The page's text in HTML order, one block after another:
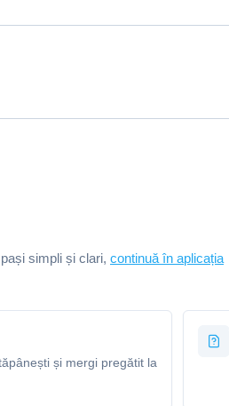
simpli și clari, continuă în aplicația
și mergi pregătit la